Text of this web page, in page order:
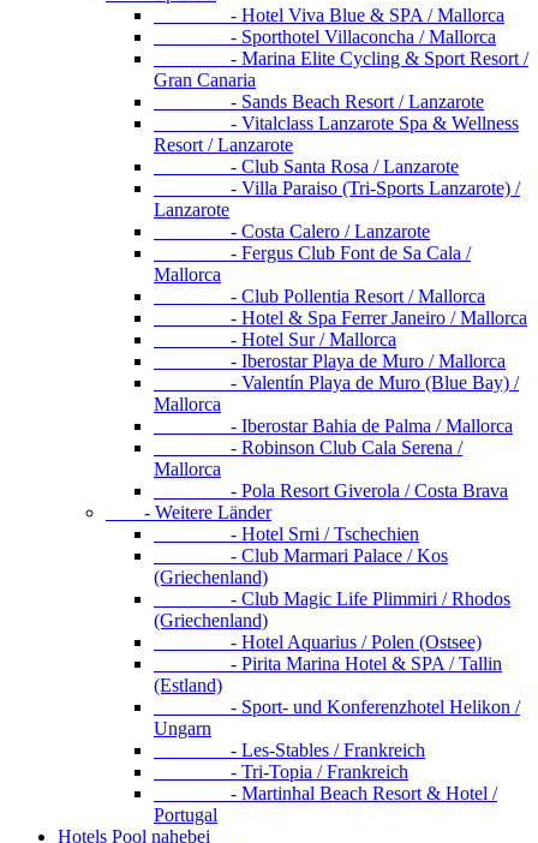
- Hotel Viva Blue & SPA / Mallorca
- Sporthotel Villaconcha / Mallorca
- Marina Elite Cycling & Sport Resort /
Gran Canaria
- Sands Beach Resort / Lanzarote
- Vitalclass Lanzarote Spa & Wellness
Resort / Lanzarote
- Club Santa Rosa / Lanzarote
- Villa Paraiso (Tri-Sports Lanzarote) /
Lanzarote
- Costa Calero / Lanzarote
- Fergus Club Font de Sa Cala /
Mallorca
- Club Pollentia Resort / Mallorca
- Hotel & Spa Ferrer Janeiro / Mallorca
- Hotel Sur / Mallorca
- Iberostar Playa de Muro / Mallorca
- Valentín Playa de Muro (Blue Bay) /
Mallorca
- Iberostar Bahia de Palma / Mallorca
- Robinson Club Cala Serena /
Mallorca
- Pola Resort Giverola / Costa Brava
- Weitere Länder
- Hotel Srni / Tschechien
- Club Marmari Palace / Kos
(Griechenland)
- Club Magic Life Plimmiri / Rhodos
(Griechenland)
- Hotel Aquarius / Polen (Ostsee)
- Pirita Marina Hotel & SPA / Tallin
(Estland)
- Sport- und Konferenzhotel Helikon /
Ungarn
- Les-Stables / Frankreich
- Tri-Topia / Frankreich
- Martinhal Beach Resort & Hotel /
Portugal
Hotels Pool nahebei